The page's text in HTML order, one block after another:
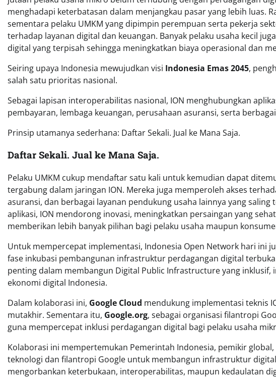
menghadapi keterbatasan dalam menjangkau pasar yang lebih luas.
sementara pelaku UMKM yang dipimpin perempuan serta pekerja
terhadap layanan digital dan keuangan. Banyak pelaku usaha kecil
digital yang terpisah sehingga meningkatkan biaya operasional dan
Seiring upaya Indonesia mewujudkan visi Indonesia Emas 2045,
salah satu prioritas nasional.
Sebagai lapisan interoperabilitas nasional, ION menghubungkan
pembayaran, lembaga keuangan, perusahaan asuransi, serta
Prinsip utamanya sederhana: Daftar Sekali. Jual ke Mana Saja.
Daftar Sekali. Jual ke Mana Saja.
Pelaku UMKM cukup mendaftar satu kali untuk kemudian dapat
tergabung dalam jaringan ION. Mereka juga memperoleh akses
asuransi, dan berbagai layanan pendukung usaha lainnya yang
aplikasi, ION mendorong inovasi, meningkatkan persaingan yang
memberikan lebih banyak pilihan bagi pelaku usaha maupun
Untuk mempercepat implementasi, Indonesia Open Network hari ini
fase inkubasi pembangunan infrastruktur perdagangan digital
penting dalam membangun Digital Public Infrastructure yang
ekonomi digital Indonesia.
Dalam kolaborasi ini, Google Cloud mendukung implementasi teknis
mutakhir. Sementara itu, Google.org, sebagai organisasi filantropi
guna mempercepat inklusi perdagangan digital bagi pelaku usaha
Kolaborasi ini mempertemukan Pemerintah Indonesia, pemikir
teknologi dan filantropi Google untuk membangun infrastruktur
mengorbankan keterbukaan, interoperabilitas, maupun kedaulatan